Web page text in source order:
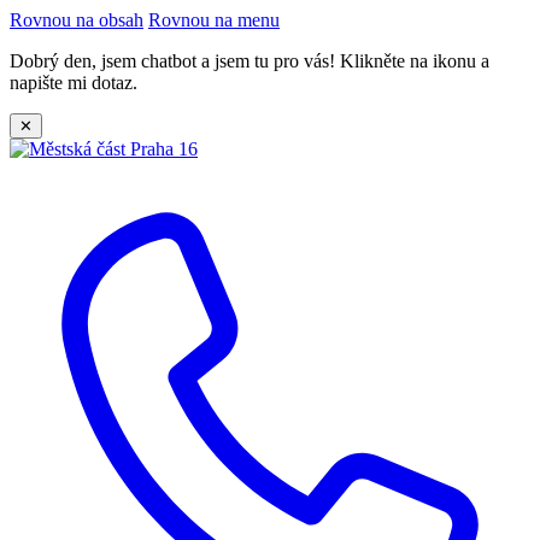
Rovnou na obsah Rovnou na menu
Dobrý den, jsem chatbot a jsem tu pro vás! Klikněte na ikonu a
napište mi dotaz.
✕